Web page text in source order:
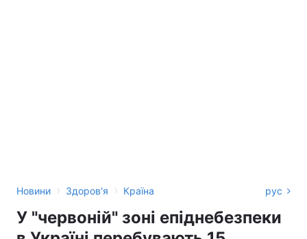
Новини › Здоров'я › Країна рус
У "червоній" зоні епіднебезпеки